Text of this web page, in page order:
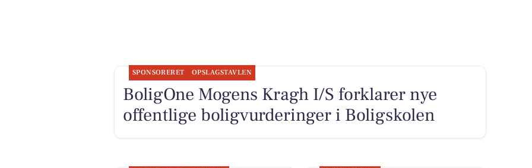
SPONSORERET OPSLAGSTAVLEN
BoligOne Mogens Kragh I/S forklarer nye
offentlige boligvurderinger i Boligskolen